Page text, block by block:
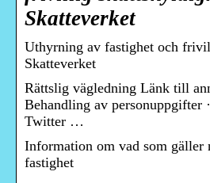
Skatteverket
Uthyrning av fastighet och
Skatteverket
Rättslig vägledning Länk till
Behandling av personuppgifter
Twitter …
Information om vad som gäller
fastighet